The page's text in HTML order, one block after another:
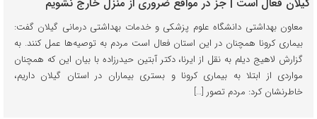
معاون بهداشتی دانشگاه علوم پزشکی و خدمات بهداشتی درمانی گیلان گفت:
بیماری کرونا همچنان در این استان فعال است مردم به توصیه‌ها عمل کنند. به
گزارش لاهیج دیلم به نقل از ایرنا، دکتر آبتین حیدرزاده با بیان این که همچنان
مواردی از ابتلا به بیماری کرونا و بستری بیماران در استان گیلان داریم،
خاطرنشان کرد: مردم تصور […]